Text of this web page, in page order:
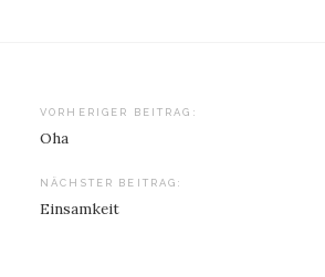
Beitragsnavigation
VORHERIGER BEITRAG:
Oha
NÄCHSTER BEITRAG:
Einsamkeit